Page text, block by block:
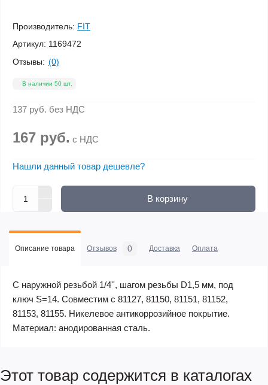
Производитель: FIT
Артикул: 1169472
Отзывы: (0)
В наличии 50 шт.
137 руб. без НДС
167 руб. с НДС
Нашли данный товар дешевле?
В корзину
Описание товара Отзывов 0 Доставка Оплата
С наружной резьбой 1/4'', шагом резьбы D1,5 мм, под
ключ S=14. Совместим с 81127, 81150, 81151, 81152,
81153, 81155. Никелевое антикоррозийное покрытие.
Материал: анодированная сталь.
Этот товар содержится в каталогах